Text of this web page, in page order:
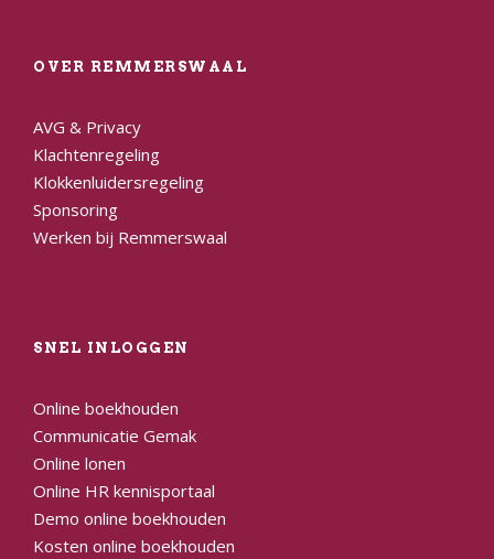
OVER REMMERSWAAL
AVG & Privacy
Klachtenregeling
Klokkenluidersregeling
Sponsoring
Werken bij Remmerswaal
SNEL INLOGGEN
Online boekhouden
Communicatie Gemak
Online lonen
Online HR kennisportaal
Demo online boekhouden
Kosten online boekhouden